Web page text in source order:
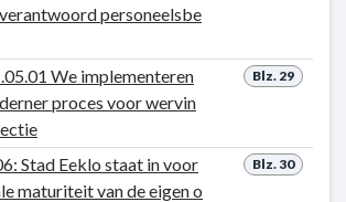
personeelsbe
Blz. 29
We implementeren
proces voor wervin
Blz. 30
Stad Eeklo staat in voor
maturiteit van de eigen o